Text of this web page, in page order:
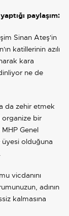
paylaşım:
Sinan Ateş'in
katillerinin azılı
kara
ne de
da zehir etmek
organize bir
Genel
üyesi olduğuna
vicdanını
adının
kalmasına